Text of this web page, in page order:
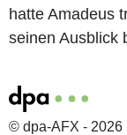
hatte Amadeus
seinen Ausblick
© dpa-AFX - 2026